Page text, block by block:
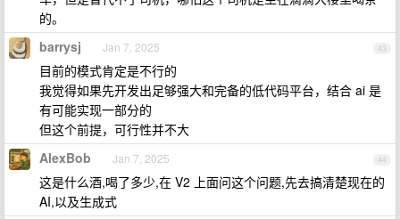
的。
43
barrysj Jan 7, 2025
目前的模式肯定是不行的
我觉得如果先开发出足够强大和完备的低代码平台，结合 ai 是
有可能实现一部分的
但这个前提，可行性并不大
44
AlexBob Jan 7, 2025
这是什么酒,喝了多少,在 V2 上面问这个问题,先去搞清楚现在的
AI,以及生成式